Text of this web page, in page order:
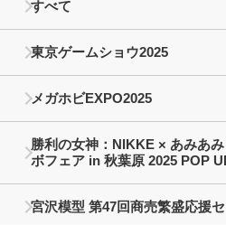
すべて
東京ゲームショウ2025
メガホビEXPO2025
勝利の女神：NIKKE × あみあ
ボフェア in 秋葉原 2025 POP
宮沢模型 第47回商売繁盛応援